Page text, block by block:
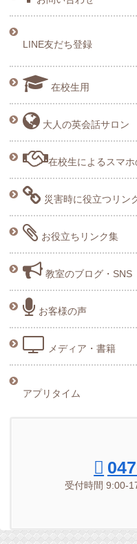
LINE友だち登録
在校生用
大人の英会話サロン
在校生によるスマ
災害時に役立つリン
お役立ちリンク集
教室のブログ・SNS
お客様の声
メディア・書籍
アプリタイム
受付時間 9:00-